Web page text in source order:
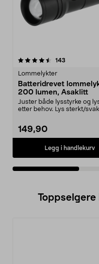
143
Lommelykter
Batteridrevet
200 lumen, Asaklitt
Juster både lysstyrke og
etter behov. Lys sterkt/
149,90
Legg i handlekurv
4.5av 5 stjerner